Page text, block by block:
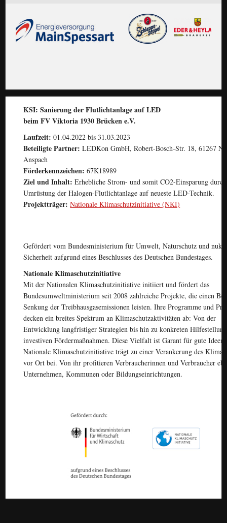
KSI: Sanierung der Flutlichtanlage auf LED
beim FV Viktoria 1930 Brücken e.V.
Laufzeit: 01.04.2022 bis 31.03.2023
Beteiligte Partner: LEDKon GmbH, Robert-Bosch-Str. 18, 61267
Anspach
Förderkennzeichen: 67K18989
Ziel und Inhalt: Erhebliche Strom- und somit CO2-Einsparung durch
Umrüstung der Halogen-Flutlichtanlage auf neueste LED-Technik.
Projektträger: Nationale Klimaschutzinitiative (NKI)
Gefördert vom Bundesministerium für Umwelt, Naturschutz und
Sicherheit aufgrund eines Beschlusses des Deutschen Bundestages.
Nationale Klimaschutzinitiative
Mit der Nationalen Klimaschutzinitiative initiiert und fördert das
Bundesumweltministerium seit 2008 zahlreiche Projekte, die einen
Senkung der Treibhausgasemissionen leisten. Ihre Programme und
decken ein breites Spektrum an Klimaschutzaktivitäten ab: Von der
Entwicklung langfristiger Strategien bis hin zu konkreten
investiven Fördermaßnahmen. Diese Vielfalt ist Garant für gute
Nationale Klimaschutzinitiative trägt zu einer Verankerung des Klima
vor Ort bei. Von ihr profitieren Verbraucherinnen und Verbraucher
Unternehmen, Kommunen oder Bildungseinrichtungen.